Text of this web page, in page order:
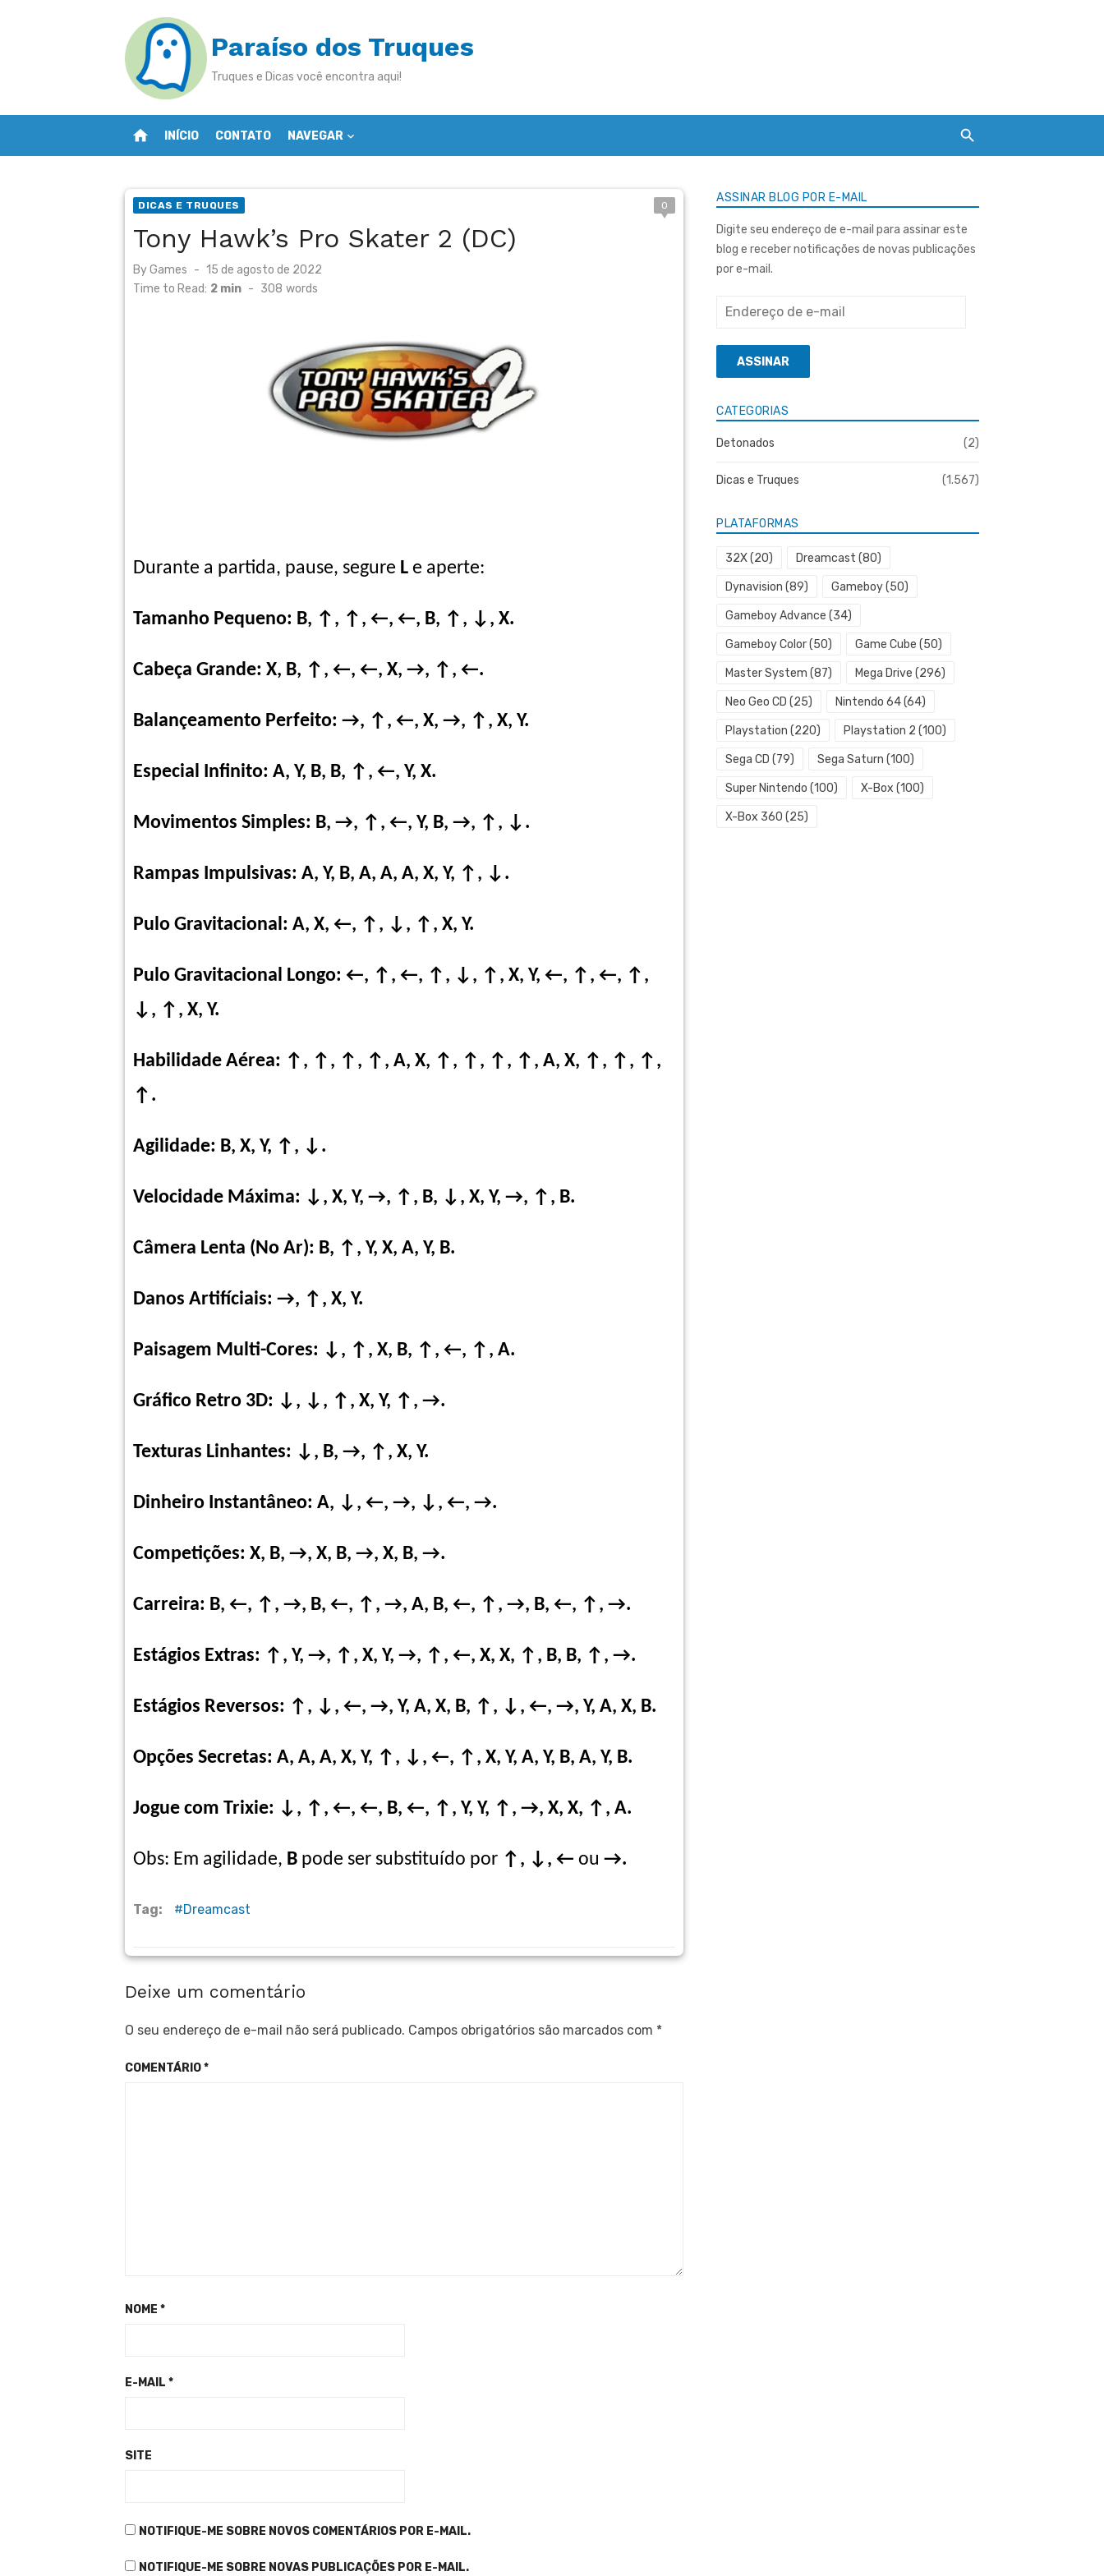
Paraíso dos Truques
Truques e Dicas você encontra aqui!
home INÍCIO CONTATO NAVEGAR
DICAS E TRUQUES 0
Tony Hawk’s Pro Skater 2 (DC)
ByGames
Posted
on
15 de agosto de 2022
Time to Read: 2 min - 308 words
Durante a partida, pause, segure L e aperte:
Tamanho Pequeno: B, ↑, ↑, ←, ←, B, ↑, ↓, X.
Cabeça Grande: X, B, ↑, ←, ←, X, →, ↑, ←.
Balançeamento Perfeito: →, ↑, ←, X, →, ↑, X, Y.
Especial Infinito: A, Y, B, B, ↑, ←, Y, X.
Movimentos Simples: B, →, ↑, ←, Y, B, →, ↑, ↓.
Rampas Impulsivas: A, Y, B, A, A, A, X, Y, ↑, ↓.
Pulo Gravitacional: A, X, ←, ↑, ↓, ↑, X, Y.
Pulo Gravitacional Longo: ←, ↑, ←, ↑, ↓, ↑, X, Y, ←, ↑, ←, ↑,
↓, ↑, X, Y.
Habilidade Aérea: ↑, ↑, ↑, ↑, A, X, ↑, ↑, ↑, ↑, A, X, ↑, ↑, ↑,
↑.
Agilidade: B, X, Y, ↑, ↓.
Velocidade Máxima: ↓, X, Y, →, ↑, B, ↓, X, Y, →, ↑, B.
Câmera Lenta (No Ar): B, ↑, Y, X, A, Y, B.
Danos Artifíciais: →, ↑, X, Y.
Paisagem Multi-Cores: ↓, ↑, X, B, ↑, ←, ↑, A.
Gráfico Retro 3D: ↓, ↓, ↑, X, Y, ↑, →.
Texturas Linhantes: ↓, B, →, ↑, X, Y.
Dinheiro Instantâneo: A, ↓, ←, →, ↓, ←, →.
Competições: X, B, →, X, B, →, X, B, →.
Carreira: B, ←, ↑, →, B, ←, ↑, →, A, B, ←, ↑, →, B, ←, ↑, →.
Estágios Extras: ↑, Y, →, ↑, X, Y, →, ↑, ←, X, X, ↑, B, B, ↑, →.
Estágios Reversos: ↑, ↓, ←, →, Y, A, X, B, ↑, ↓, ←, →, Y, A, X, B.
Opções Secretas: A, A, A, X, Y, ↑, ↓, ←, ↑, X, Y, A, Y, B, A, Y, B.
Jogue com Trixie: ↓, ↑, ←, ←, B, ←, ↑, Y, Y, ↑, →, X, X, ↑, A.
Obs: Em agilidade, B pode ser substituído por ↑, ↓, ← ou →.
Tag: Dreamcast
Deixe um comentário
O seu endereço de e-mail não será publicado. Campos obrigatórios são marcados com *
COMENTÁRIO*
NOME *
E-MAIL *
SITE
NOTIFIQUE-ME SOBRE NOVOS COMENTÁRIOS POR E-MAIL.
NOTIFIQUE-ME SOBRE NOVAS PUBLICAÇÕES POR E-MAIL.
ASSINAR BLOG POR E-MAIL
Digite seu endereço de e-mail para assinar este
blog e receber notificações de novas publicações
por e-mail.
Endereço
e-
mailASSINAR
CATEGORIAS
Detonados (2)
Dicas e Truques (1.567)
PLATAFORMAS
32X(20) Dreamcast (80)
Dynavision (89) Gameboy(50)
Gameboy Advance (34)
Gameboy Color(50) Game Cube (50)
Master System (87) Mega Drive (296)
Neo Geo CD (25) Nintendo 64(64)
Playstation (220) Playstation 2 (100)
Sega CD (79) Sega Saturn (100)
Super Nintendo (100) X-Box (100)
X-Box 360 (25)